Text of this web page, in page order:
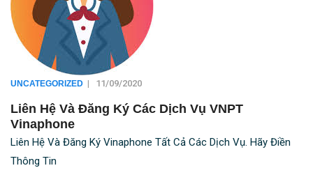
UNCATEGORIZED | 11/09/2020
Liên Hệ Và Đăng Ký Các Dịch Vụ VNPT
Vinaphone
Liên Hệ Và Đăng Ký Vinaphone Tất Cả Các Dịch Vụ. Hãy Điền
Thông Tin